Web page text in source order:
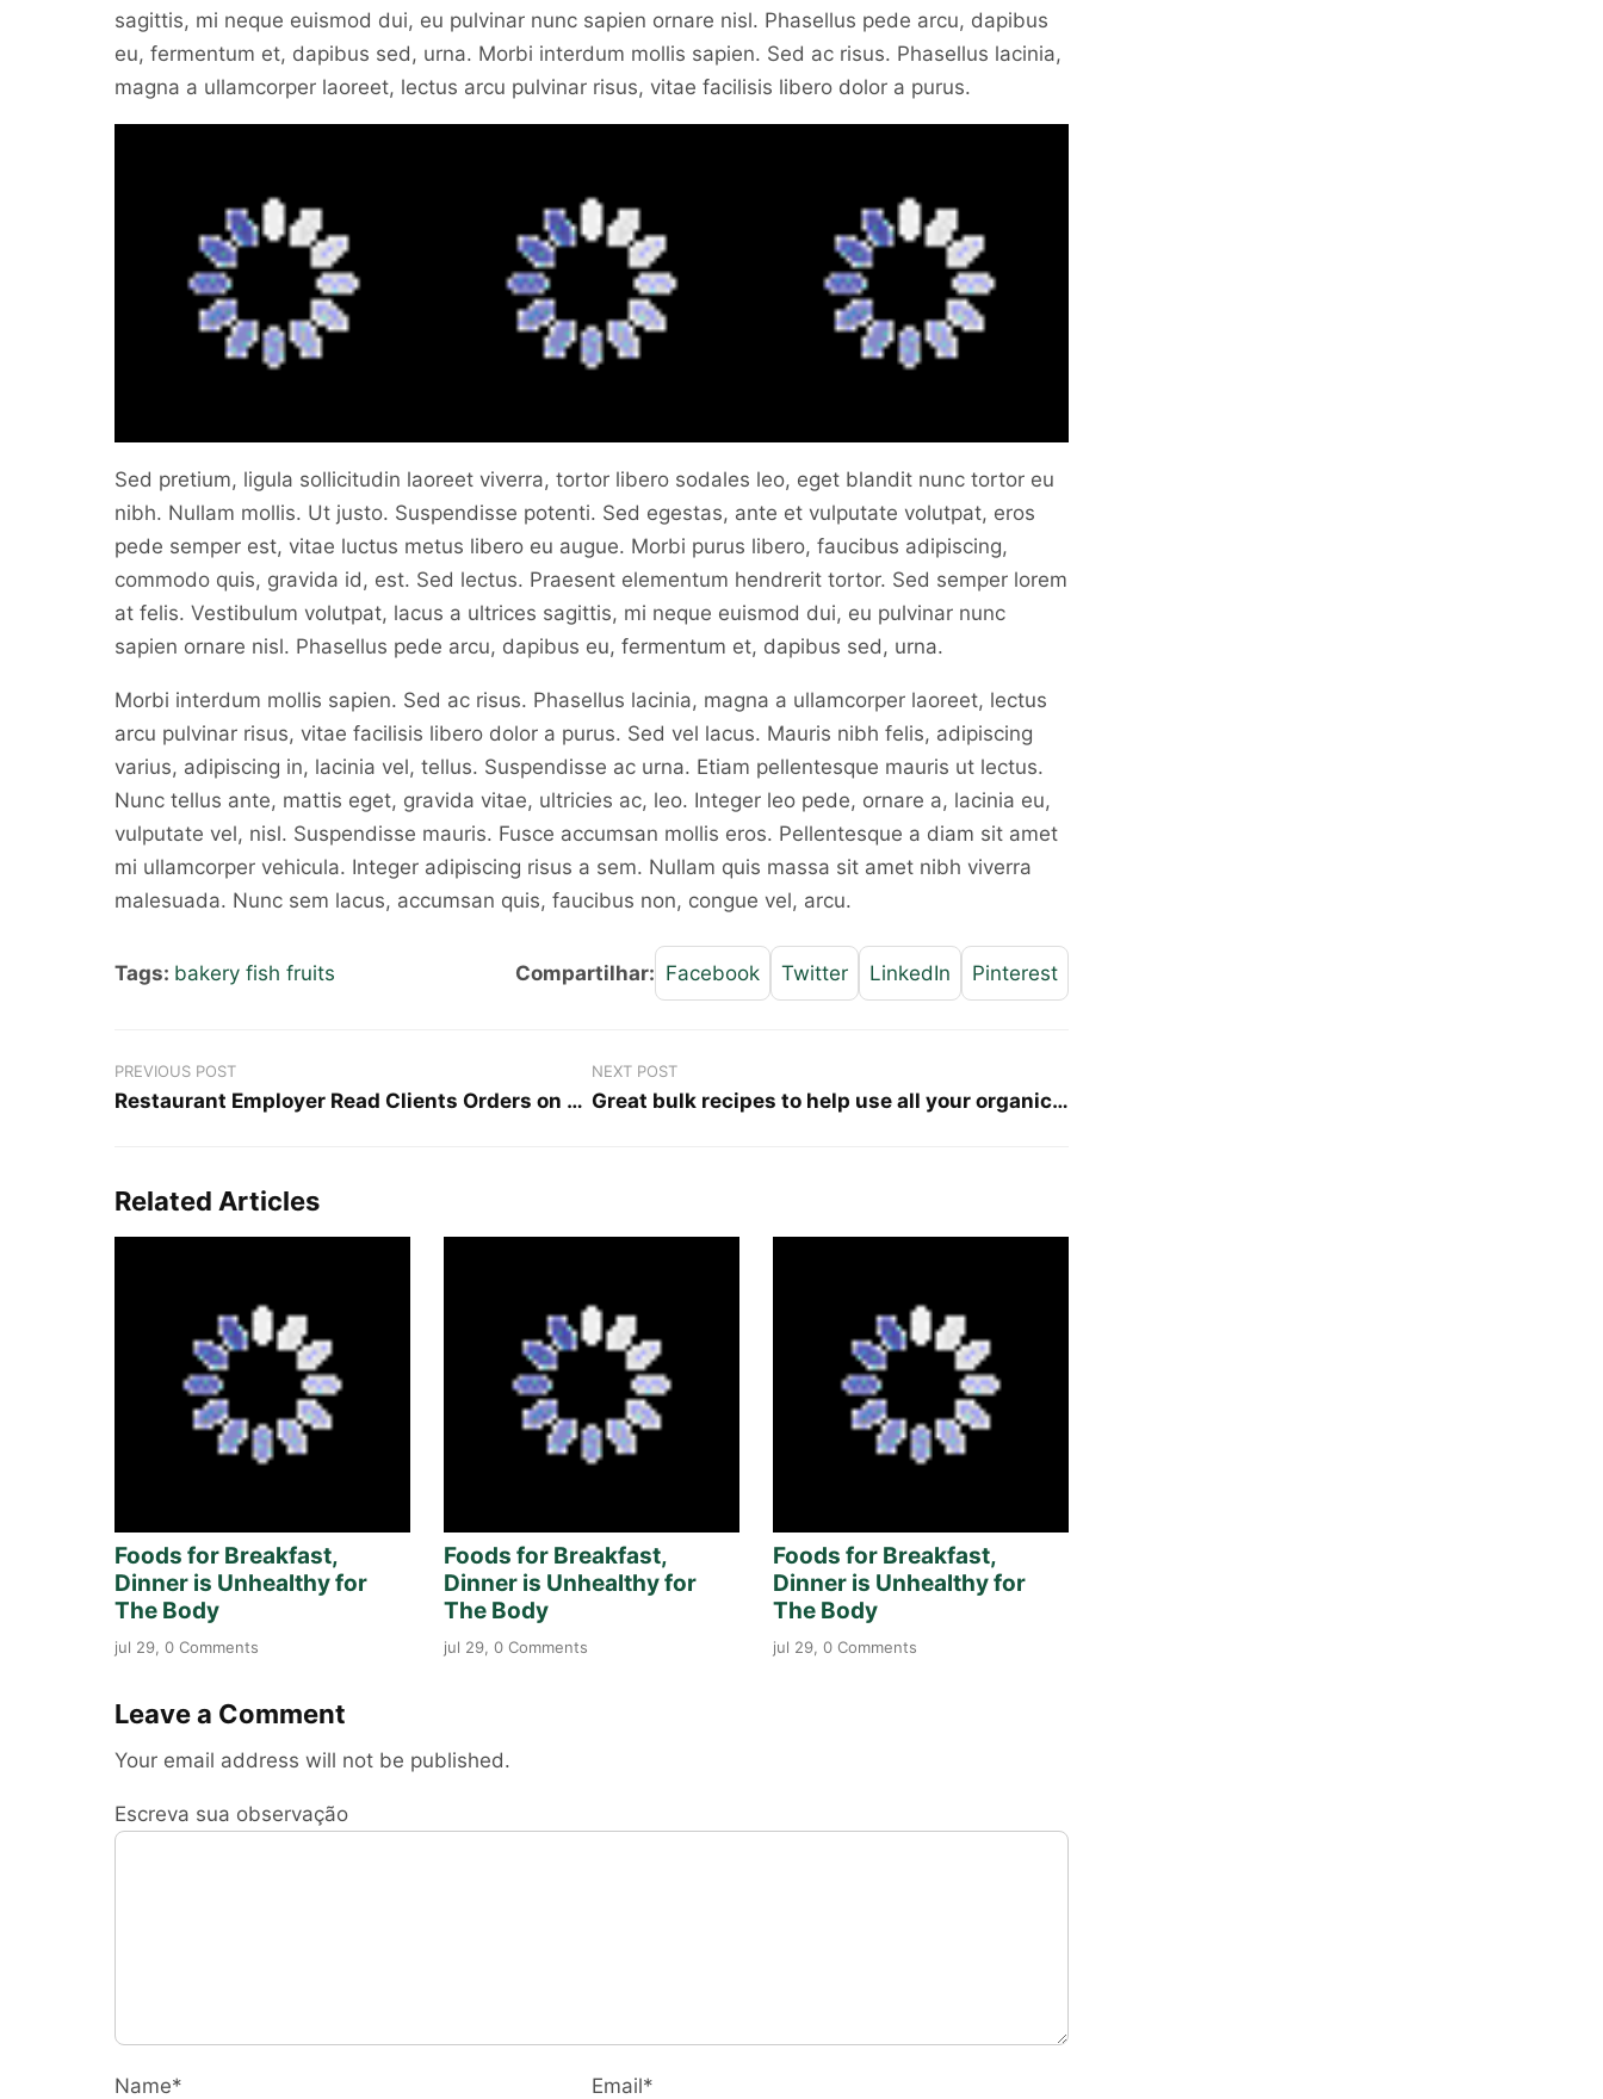
sagittis, mi neque euismod dui, eu pulvinar nunc sapien ornare nisl. Phasellus pede arcu, dapibus
eu, fermentum et, dapibus sed, urna. Morbi interdum mollis sapien. Sed ac risus. Phasellus lacinia,
magna a ullamcorper laoreet, lectus arcu pulvinar risus, vitae facilisis libero dolor a purus.
Sed pretium, ligula sollicitudin laoreet viverra, tortor libero sodales leo, eget blandit nunc tortor eu
nibh. Nullam mollis. Ut justo. Suspendisse potenti. Sed egestas, ante et vulputate volutpat, eros
pede semper est, vitae luctus metus libero eu augue. Morbi purus libero, faucibus adipiscing,
commodo quis, gravida id, est. Sed lectus. Praesent elementum hendrerit tortor. Sed semper lorem
at felis. Vestibulum volutpat, lacus a ultrices sagittis, mi neque euismod dui, eu pulvinar nunc
sapien ornare nisl. Phasellus pede arcu, dapibus eu, fermentum et, dapibus sed, urna.
Morbi interdum mollis sapien. Sed ac risus. Phasellus lacinia, magna a ullamcorper laoreet, lectus
arcu pulvinar risus, vitae facilisis libero dolor a purus. Sed vel lacus. Mauris nibh felis, adipiscing
varius, adipiscing in, lacinia vel, tellus. Suspendisse ac urna. Etiam pellentesque mauris ut lectus.
Nunc tellus ante, mattis eget, gravida vitae, ultricies ac, leo. Integer leo pede, ornare a, lacinia eu,
vulputate vel, nisl. Suspendisse mauris. Fusce accumsan mollis eros. Pellentesque a diam sit amet
mi ullamcorper vehicula. Integer adipiscing risus a sem. Nullam quis massa sit amet nibh viverra
malesuada. Nunc sem lacus, accumsan quis, faucibus non, congue vel, arcu.
Tags: bakery fish fruits Compartilhar: Facebook Twitter LinkedIn Pinterest
PREVIOUS POST
Restaurant Employer Read Clients Orders on His Ipad
NEXT POST
Great bulk recipes to help use all your organic vegetables
Related Articles
Foods for Breakfast,
Dinner is Unhealthy for
The Body
jul 29, 0 Comments
Foods for Breakfast,
Dinner is Unhealthy for
The Body
jul 29, 0 Comments
Foods for Breakfast,
Dinner is Unhealthy for
The Body
jul 29, 0 Comments
Leave a Comment
Your email address will not be published.
Escreva sua observação
Name* Email*